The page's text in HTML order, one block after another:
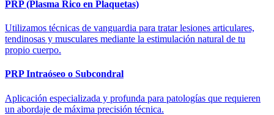
PRP (Plasma Rico en Plaquetas)
Utilizamos técnicas de vanguardia para tratar lesiones articulares,
tendinosas y musculares mediante la estimulación natural de tu
propio cuerpo.
PRP Intraóseo o Subcondral
Aplicación especializada y profunda para patologías que requieren
un abordaje de máxima precisión técnica.